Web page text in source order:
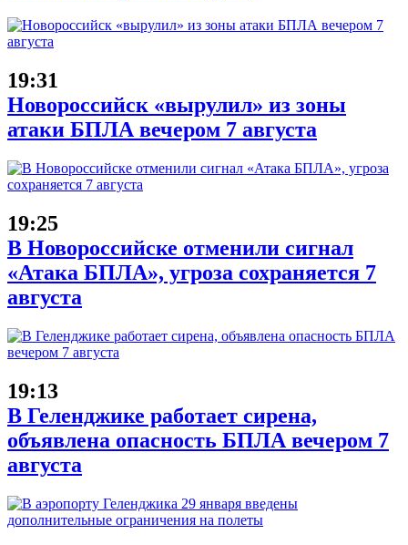
19:31
Новороссийск «вырулил» из зоны
атаки БПЛА вечером 7 августа
19:25
В Новороссийске отменили сигнал
«Атака БПЛА», угроза сохраняется 7
августа
19:13
В Геленджике работает сирена,
объявлена опасность БПЛА вечером 7
августа